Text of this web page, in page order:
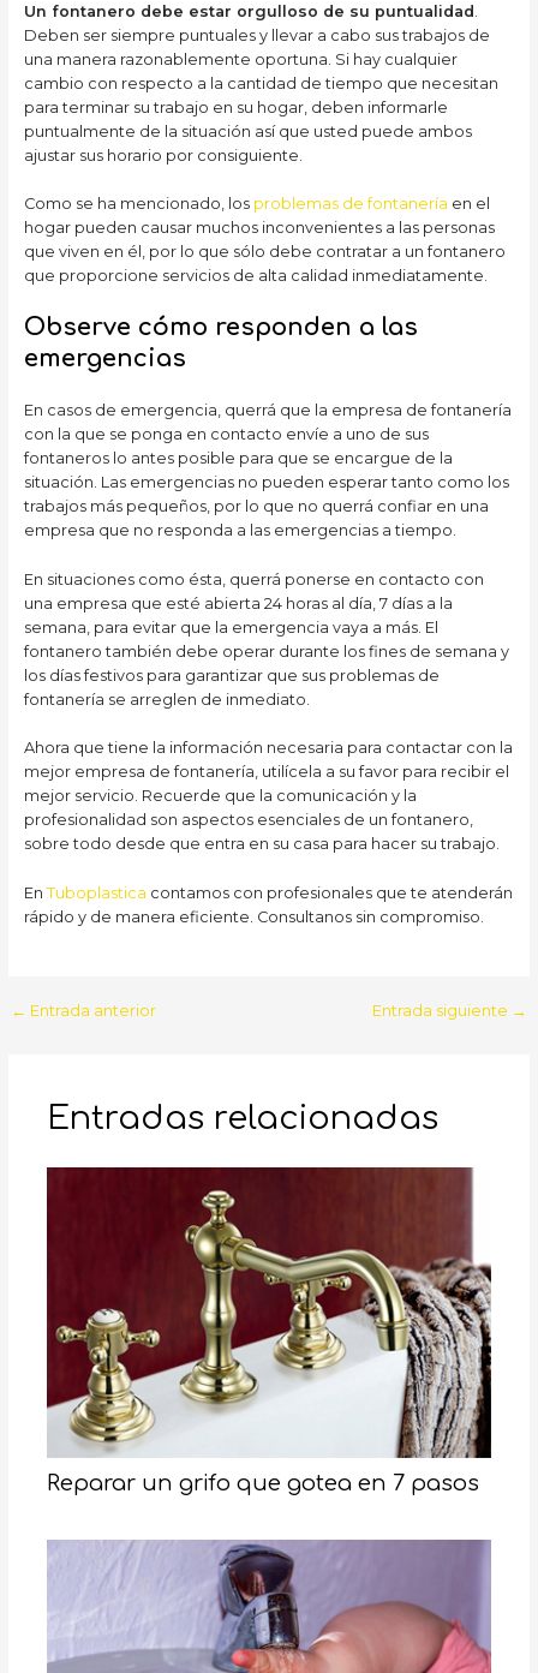
Un fontanero debe estar orgulloso de su puntualidad
Deben ser siempre puntuales y llevar a cabo sus trabajos de
una manera razonablemente oportuna. Si hay cualquier
cambio con respecto a la cantidad de tiempo que necesitan
para terminar su trabajo en su hogar, deben informarle
puntualmente de la situación así que usted puede ambos
ajustar sus horario por consiguiente.
Como se ha mencionado, los problemas de fontanería en el
hogar pueden causar muchos inconvenientes a las personas
que viven en él, por lo que sólo debe contratar a un fontanero
que proporcione servicios de alta calidad inmediatamente.
Observe cómo responden a las
emergencias
En casos de emergencia, querrá que la empresa de fontanería
con la que se ponga en contacto envíe a uno de sus
fontaneros lo antes posible para que se encargue de la
situación. Las emergencias no pueden esperar tanto como los
trabajos más pequeños, por lo que no querrá confiar en una
empresa que no responda a las emergencias a tiempo.
En situaciones como ésta, querrá ponerse en contacto con
una empresa que esté abierta 24 horas al día, 7 días a la
semana, para evitar que la emergencia vaya a más. El
fontanero también debe operar durante los fines de semana y
los días festivos para garantizar que sus problemas de
fontanería se arreglen de inmediato.
Ahora que tiene la información necesaria para contactar con la
mejor empresa de fontanería, utilícela a su favor para recibir el
mejor servicio. Recuerde que la comunicación y la
profesionalidad son aspectos esenciales de un fontanero,
sobre todo desde que entra en su casa para hacer su trabajo.
En Tuboplastica contamos con profesionales que te atenderán
rápido y de manera eficiente. Consultanos sin compromiso.
Navegación
← Entrada anterior Entrada siguiente →
Entradas relacionadas
Reparar un grifo que gotea en 7 pasos